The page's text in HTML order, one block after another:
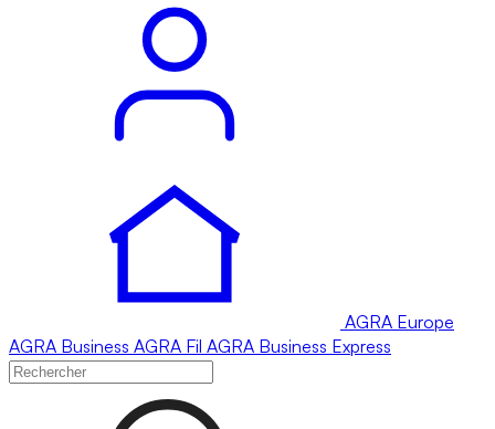
AGRA Europe
AGRA Business AGRA Fil AGRA Business Express